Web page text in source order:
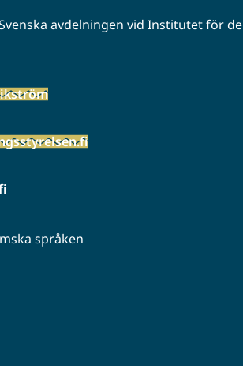
avdelningen vid Institutet för de
språken